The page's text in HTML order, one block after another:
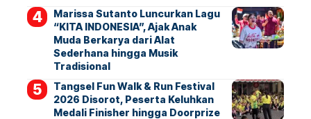
Marissa Sutanto Luncurkan Lagu
“KITA INDONESIA”, Ajak Anak
Muda Berkarya dari Alat
Sederhana hingga Musik
Tradisional
Tangsel Fun Walk & Run Festival
2026 Disorot, Peserta Keluhkan
Medali Finisher hingga Doorprize